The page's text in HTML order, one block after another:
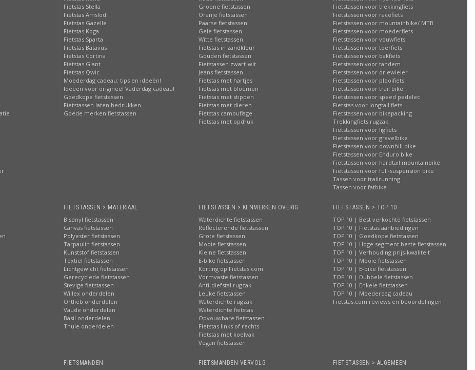
Fietstas Stella
Fietstas Amslod
Fietstas Gazelle
Fietstas Koga
Fietstas Sparta
Fietstas Batavus
Fietstas Cortina
Fietstas Giant
Fietstas Qwic
Moederdag cadeau: tips en ideeën!
Ideeën voor origineel Vaderdag cadeau!
Goedkope fietstassen
Fietstassen laten bedrukken
Goede merken fietstassen
Groene fietstassen
Oranje fietstassen
Paarse fietstassen
Gele fietstassen
Witte fietstassen
Fietstas in zandkleur
Gouden fietstassen
Fietstassen zwart-wit
Jeans fietstassen
Fietstas met hartjes
Fietstas met bloemen
Fietstas met stippen
Fietstas met dieren
Fietstas camouflage
Fietstas met opdruk
Fietstassen voor trekkingfiets
Fietstassen voor racefiets
Fietstassen voor mountainbike/ MTB
Fietstassen voor moederfiets
Fietstassen voor vouwfiets
Fietstassen voor toerfiets
Fietstassen voor bakfiets
Fietstassen voor tandem
Fietstassen voor driewieler
Fietstassen voor plooifiets
Fietstassen voor trail bike
Fietstassen voor speed pedelec
Fietstas voor longtail fiets
Fietstassen voor bikepacking
Trekkingfiets rugzak
Fietstassen voor ligfiets
Fietstassen voor gravelbike
Fietstassen voor downhill bike
Fietstassen voor Enduro bike
Fietstassen voor hardtail mountainbike
Fietstassen voor full-suspension bike
Tassen voor trailrunning
Tassen voor fatbike
FIETSTASSEN > MATERIAAL
Bisonyl fietstassen
Canvas fietstassen
Polyester fietstassen
Tarpaulin fietstassen
Kunststof fietstassen
Textiel fietstassen
Lichtgewicht fietstassen
Gerecyclede fietstassen
Stevige fietstassen
Willex onderdelen
Ortlieb onderdelen
Vaude onderdelen
Basil onderdelen
Thule onderdelen
FIETSTASSEN > KENMERKEN OVERIG
Waterdichte fietstassen
Reflecterende fietstassen
Grote fietstassen
Mooie fietstassen
Kleine fietstassen
E-bike fietstassen
Korting op Fietstas.com
Vormvaste fietstassen
Anti-diefstal rugzak
Leuke fietstassen
Waterdichte rugzak
Waterdichte fietstas
Opvouwbare fietstassen
Fietstas links of rechts
Fietstas met koelvak
Vegan fietstassen
FIETSTASSEN > TOP 10
TOP 10 | Best verkochte fietstassen
TOP 10 | Fietstas aanbiedingen
TOP 10 | Goedkope fietstassen
TOP 10 | Hoge segment beste fietstassen
TOP 10 | Verhouding prijs-kwaliteit
TOP 10 | Mooie fietstassen
TOP 10 | E-bike fietstassen
TOP 10 | Dubbele fietstassen
TOP 10 | Enkele fietstassen
TOP 10 | Moederdag cadeau
Fietstas.com reviews en beoordelingen
FIETSMANDEN FIETSMANDEN VERVOLG FIETSTASSEN > ALGEMEEN